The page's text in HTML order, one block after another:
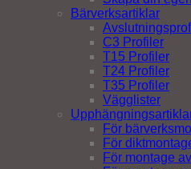
Bärverksartiklar
C3 Profiler
T15 Profiler
T24 Profiler
T35 Profiler
Vägglister
För
För
För montage